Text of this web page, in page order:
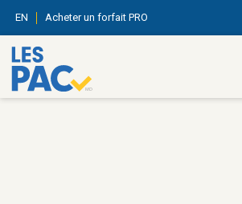
EN Acheter un forfait PRO